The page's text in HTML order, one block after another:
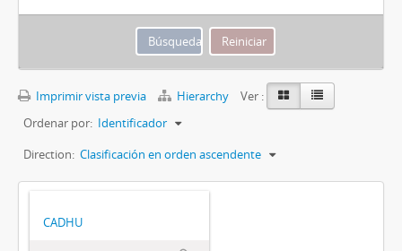
Imprimir vista previa Hierarchy
Ver :
Ordenar por: Identificador
Direction: Clasificación en orden ascendente
CADHU